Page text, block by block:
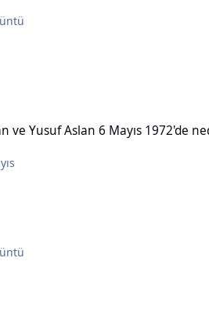
ve Yusuf Aslan 6 Mayıs 1972'de